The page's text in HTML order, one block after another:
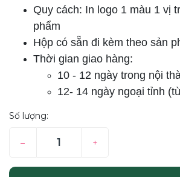
Quy cách: In logo 1 màu 1 vị
phẩm
Hộp có sẵn đi kèm theo sản
Thời gian giao hàng:
10 - 12 ngày trong nội
12- 14 ngày ngoại tỉnh
Số lượng:
– +